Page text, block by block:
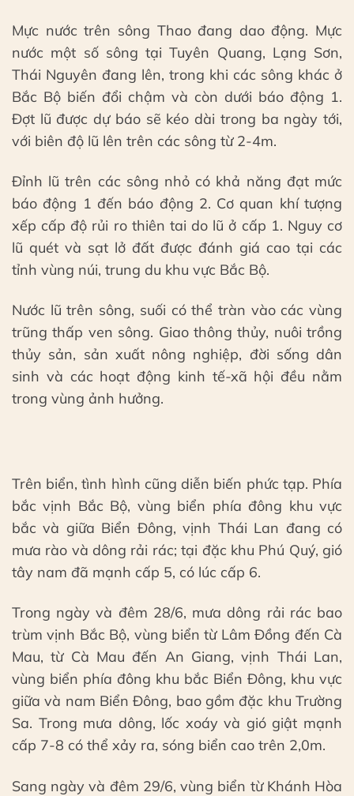
Mực nước trên sông Thao đang dao động. Mực
nước một số sông tại Tuyên Quang, Lạng Sơn,
Thái Nguyên đang lên, trong khi các sông khác ở
Bắc Bộ biến đổi chậm và còn dưới báo động 1.
Đợt lũ được dự báo sẽ kéo dài trong ba ngày tới,
với biên độ lũ lên trên các sông từ 2-4m.
Đỉnh lũ trên các sông nhỏ có khả năng đạt mức
báo động 1 đến báo động 2. Cơ quan khí tượng
xếp cấp độ rủi ro thiên tai do lũ ở cấp 1. Nguy cơ
lũ quét và sạt lở đất được đánh giá cao tại các
tỉnh vùng núi, trung du khu vực Bắc Bộ.
Nước lũ trên sông, suối có thể tràn vào các vùng
trũng thấp ven sông. Giao thông thủy, nuôi trồng
thủy sản, sản xuất nông nghiệp, đời sống dân
sinh và các hoạt động kinh tế-xã hội đều nằm
trong vùng ảnh hưởng.
Trên biển, tình hình cũng diễn biến phức tạp. Phía
bắc vịnh Bắc Bộ, vùng biển phía đông khu vực
bắc và giữa Biển Đông, vịnh Thái Lan đang có
mưa rào và dông rải rác; tại đặc khu Phú Quý, gió
tây nam đã mạnh cấp 5, có lúc cấp 6.
Trong ngày và đêm 28/6, mưa dông rải rác bao
trùm vịnh Bắc Bộ, vùng biển từ Lâm Đồng đến Cà
Mau, từ Cà Mau đến An Giang, vịnh Thái Lan,
vùng biển phía đông khu bắc Biển Đông, khu vực
giữa và nam Biển Đông, bao gồm đặc khu Trường
Sa. Trong mưa dông, lốc xoáy và gió giật mạnh
cấp 7-8 có thể xảy ra, sóng biển cao trên 2,0m.
Sang ngày và đêm 29/6, vùng biển từ Khánh Hòa